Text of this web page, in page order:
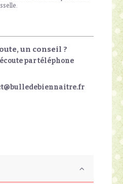
un conseil ?
par téléphone